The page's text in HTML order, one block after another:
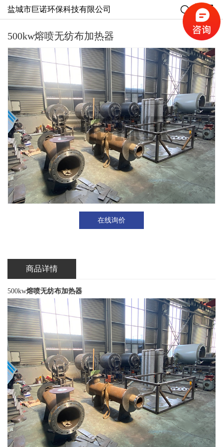
盐城市巨诺环保科技有限公司
500kw熔喷无纺布加热器
在线询价
商品详情
500kw熔喷无纺布加热器